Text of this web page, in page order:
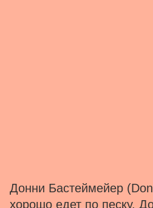
Донни Бастеймейер
хорошо едет по песку.